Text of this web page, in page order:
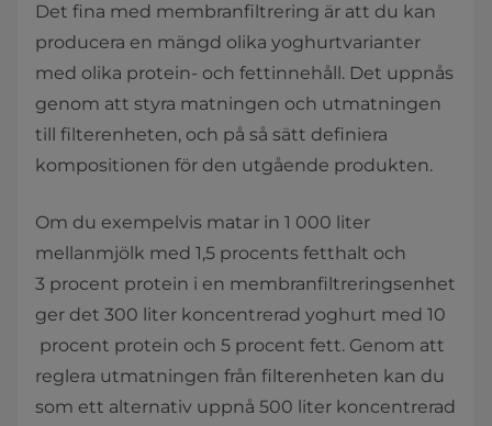
Det fina med membranfiltrering är att du kan
producera en mängd olika yoghurtvarianter
med olika protein- och fettinnehåll. Det uppnås
genom att styra matningen och utmatningen
till filterenheten, och på så sätt definiera
kompositionen för den utgående produkten.
Om du exempelvis matar in 1 000 liter
mellanmjölk med 1,5 procents fetthalt och
3 procent protein i en membranfiltreringsenhet
ger det 300 liter koncentrerad yoghurt med 10
procent protein och 5 procent fett. Genom att
reglera utmatningen från filterenheten kan du
som ett alternativ uppnå 500 liter koncentrerad